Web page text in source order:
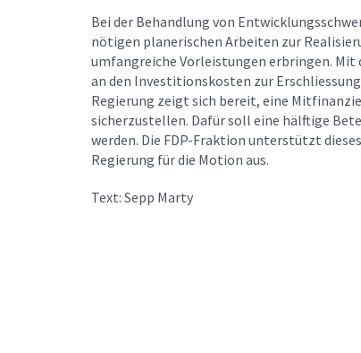
Bei der Behandlung von
nötigen planerischen Arbeiten zur
umfangreiche Vorleistungen erbringen.
an den Investitionskosten zur
Regierung zeigt sich bereit, eine
sicherzustellen. Dafür soll eine hälftige
werden. Die FDP-Fraktion unterstützt
Regierung für die Motion aus.
Text: Sepp Marty